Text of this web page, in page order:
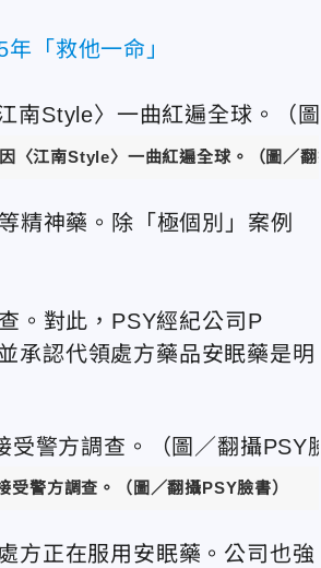
「救他一命」
〈江南Style〉一曲紅遍全球 。 （圖／
精神藥。除「極個別」案例
。對此，PSY經紀公司P
承認代領處方藥品安眠藥是明
受警方調查。（圖／翻攝PSY臉書）
方正在服用安眠藥。公司也強